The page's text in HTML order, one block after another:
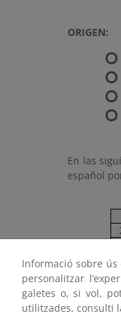
ORIGEN:
En las
español
Informació sobre
personalitzar
galetes o, si vol,
utilitzades, consulti